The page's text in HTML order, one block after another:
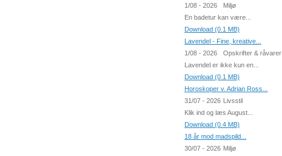
1/08 - 2026
Miljø
En badetur kan være...
Download (0.1 MB)
Lavendel - Fine, kreative...
1/08 - 2026
Opskrifter & råvarer
Lavendel er ikke kun en...
Download (0.1 MB)
Horoskoper v. Adrian Ross...
31/07 - 2026 Livsstil
Klik ind og læs August...
Download (0.4 MB)
18 år mod madspild...
30/07 - 2026 Miljø